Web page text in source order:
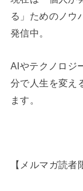
る」ためのノウ
発信中。
AIやテクノロジ
分で人生を変え
ます。
【メルマガ読者